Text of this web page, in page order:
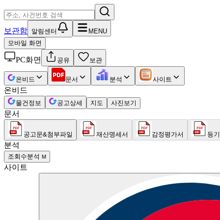
보관함 알림센터
MENU
모바일 화면
PC화면 공유 보관
온비드 문서 분석 사이트
온비드
물건정보 공고상세 지도 사진보기
문서
공고문&첨부파일 재산명세서 감정평가서 등
분석
조회수분석 M
사이트